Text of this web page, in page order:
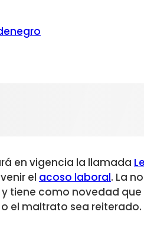
en vigencia la llamada
el acoso laboral. La
tiene como novedad
el maltrato sea reiterado.